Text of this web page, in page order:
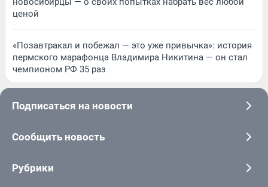
ценой
«Позавтракал и побежал — это уже привычка»: история
пермского марафонца Владимира Никитина — он стал
чемпионом РФ 35 раз
Подписаться на новости
Сообщить новость
Рубрики